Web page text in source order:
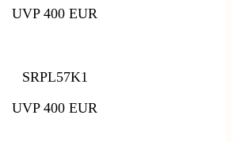
UVP 400 EUR
SRPL57K1
UVP 400 EUR